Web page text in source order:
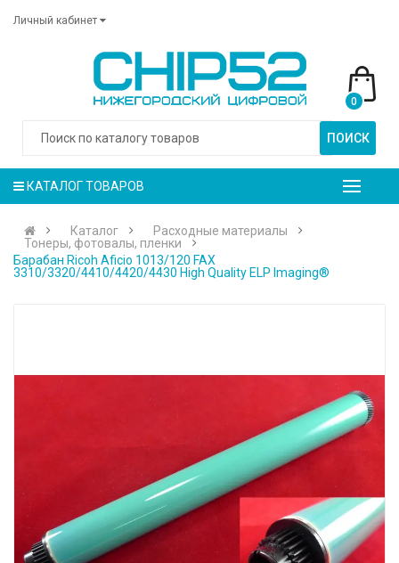
Личный кабинет
ПОИСК
0
КАТАЛОГ ТОВАРОВ
Каталог
Расходные материалы
Тонеры, фотовалы, пленки
Барабан Ricoh Aficio 1013/120 FAX
3310/3320/4410/4420/4430 High Quality ELP Imaging®